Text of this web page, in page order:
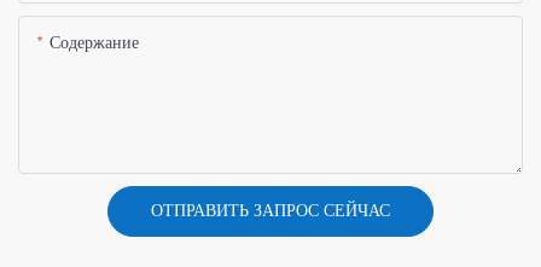
Содержание
ОТПРАВИТЬ ЗАПРОС СЕЙЧАС